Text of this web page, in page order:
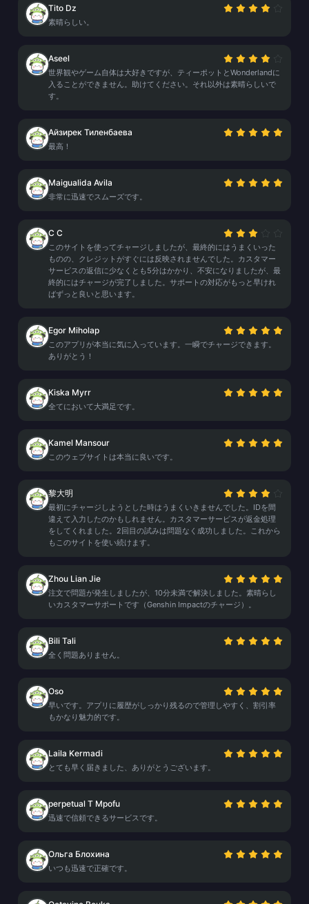
Tito Dz
素晴らしい。
Aseel
世界観やゲーム自体は大好きですが、ティーポットとWonderlandに
入ることができません。助けてください。それ以外は素晴らしいで
す。
Айзирек Тиленбаева
最高！
Maigualida Avila
非常に迅速でスムーズです。
C C
このサイトを使ってチャージしましたが、最終的にはうまくいった
ものの、クレジットがすぐには反映されませんでした。カスタマー
サービスの返信に少なくとも5分はかかり、不安になりましたが、最
終的にはチャージが完了しました。サポートの対応がもっと早けれ
ばずっと良いと思います。
Egor Miholap
このアプリが本当に気に入っています。一瞬でチャージできます。
ありがとう！
Kiska Myrr
全てにおいて大満足です。
Kamel Mansour
このウェブサイトは本当に良いです。
黎大明
最初にチャージしようとした時はうまくいきませんでした。IDを間
違えて入力したのかもしれません。カスタマーサービスが返金処理
をしてくれました。2回目の試みは問題なく成功しました。これから
もこのサイトを使い続けます。
Zhou Lian Jie
注文で問題が発生しましたが、10分未満で解決しました。素晴らし
いカスタマーサポートです（Genshin Impactのチャージ）。
Bili Tali
全く問題ありません。
Oso
早いです。アプリに履歴がしっかり残るので管理しやすく、割引率
もかなり魅力的です。
Laila Kermadi
とても早く届きました、ありがとうございます。
perpetual T Mpofu
迅速で信頼できるサービスです。
Ольга Блохина
いつも迅速で正確です。